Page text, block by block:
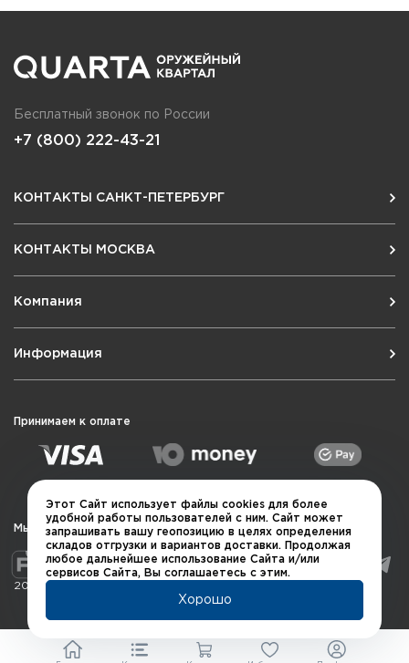
Бесплатный звонок по России
+7 (800) 222-43-21
КОНТАКТЫ САНКТ-ПЕТЕРБУРГ
КОНТАКТЫ МОСКВА
Компания
Информация
Принимаем к оплате
Мы в социальных сетях
2026 © QUARTA "Оружейный квартал"
Этот Сайт использует файлы cookies для более
удобной работы пользователей с ним. Сайт может
запрашивать вашу геопозицию в целях определения
складов отгрузки и вариантов доставки. Продолжая
любое дальнейшее использование Сайта и/или
сервисов Сайта, Вы соглашаетесь с этим.
Хорошо